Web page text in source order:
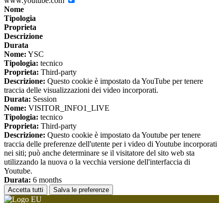
Nome
Tipologia
Proprieta
Descrizione
Durata
Nome: YSC
Tipologia: tecnico
Proprieta: Third-party
Descrizione: Questo cookie è impostato da YouTube per tenere
traccia delle visualizzazioni dei video incorporati.
Durata: Session
Nome: VISITOR_INFO1_LIVE
Tipologia: tecnico
Proprieta: Third-party
Descrizione: Questo cookie è impostato da Youtube per tenere
traccia delle preferenze dell'utente per i video di Youtube incorporati
nei siti; può anche determinare se il visitatore del sito web sta
utilizzando la nuova o la vecchia versione dell'interfaccia di
Youtube.
Durata: 6 months
Accetta tutti Salva le preferenze